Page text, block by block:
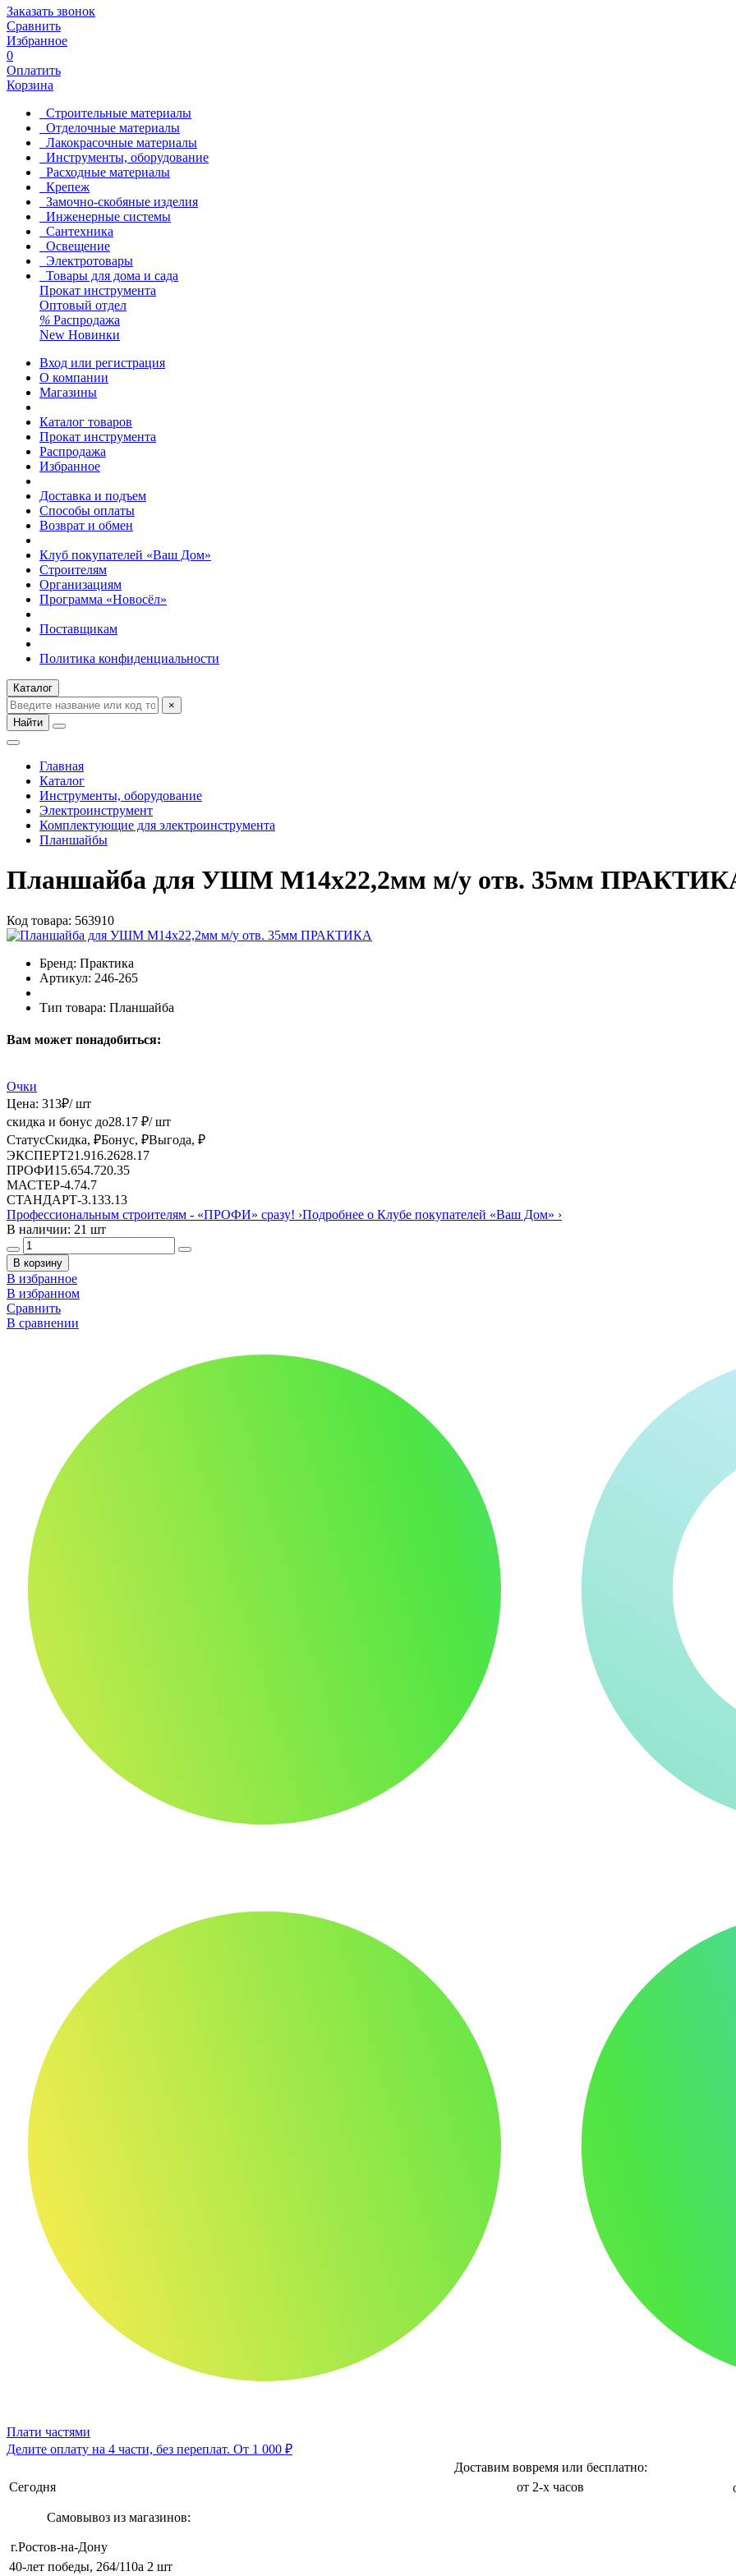
Заказать звонок
Сравнить
Избранное
0
Оплатить
Корзина
Строительные материалы
Отделочные материалы
Лакокрасочные материалы
Инструменты, оборудование
Расходные материалы
Крепеж
Замочно-скобяные изделия
Инженерные системы
Сантехника
Освещение
Электротовары
Товары для дома и сада
Прокат инструмента
Оптовый отдел
% Распродажа
New Новинки
Вход или регистрация
О компании
Магазины
Каталог товаров
Прокат инструмента
Распродажа
Избранное
Доставка и подъем
Способы оплаты
Возврат и обмен
Клуб покупателей «Ваш Дом»
Строителям
Организациям
Программа «Новосёл»
Поставщикам
Политика конфиденциальности
Каталог
×
Найти
Главная
Каталог
Инструменты, оборудование
Электроинструмент
Комплектующие для электроинструмента
Планшайбы
Планшайба для УШМ М14х22,2мм м/у отв. 35мм
Код товара: 563910
Бренд: Практика
Артикул: 246-265
Тип товара: Планшайба
Вам может понадобиться:
Очки
Цена: 313₽/ шт
скидка и бонус до28.17 ₽/ шт
СтатусСкидка, ₽Бонус, ₽Выгода, ₽
ЭКСПЕРТ21.916.2628.17
ПРОФИ15.654.720.35
МАСТЕР-4.74.7
СТАНДАРТ-3.133.13
Профессиональным строителям - «ПРОФИ» сразу! ›Подробнее о Клубе покупателей «Ваш Дом» ›
В наличии: 21 шт
В корзину
В избранное
В избранном
Сравнить
В сравнении
Плати частями
Делите оплату на 4 части, без переплат. От 1 000 ₽
Доставим вовремя или бесплатно:
Сегодня
от 2-х часов
Самовывоз из магазинов:
г.Ростов-на-Дону
40-лет победы, 264/110а 2 шт